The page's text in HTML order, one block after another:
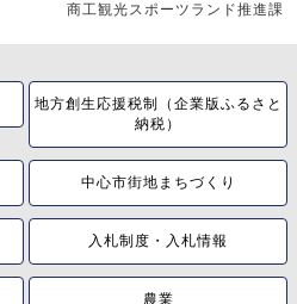
商工観光スポーツランド推進課
地方創生応援税制（企業版ふるさと
納税）
中心市街地まちづくり
入札制度・入札情報
農業